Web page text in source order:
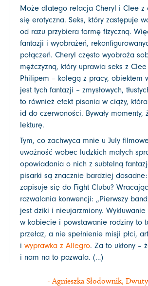
Może dlatego relacja Cheryl i Clee z
się erotyczna. Seks, który zastępuje
od razu przybiera formę fizyczną.
fantazji i wyobrażeń,
połączeń. Cheryl często wyobraża
mężczyzną, który uprawia seks z
Philipem – kolegą z pracy, obiektem
jest tych fantazji – zmysłowych,
to również efekt pisania w ciąży,
id do czerwoności. Bywały momenty,
lekturę.
Tym, co zachwyca mnie u July
uważność wobec ludzkich małych
opowiadania o nich z subtelną
pisarki są znacznie bardziej
zapisuje się do Fight Clubu?
rozwalania konwencji: „Pierwszy
jest dziki i nieujarzmiony. Wykluwanie
w kobiecie i powstawanie rodziny to
przełaz, a nie spełnienie misji płci,
i wyprawka z Allegro. Za to ukłony –
i nam na to pozwala. (…)
- Agnieszka Słodownik,